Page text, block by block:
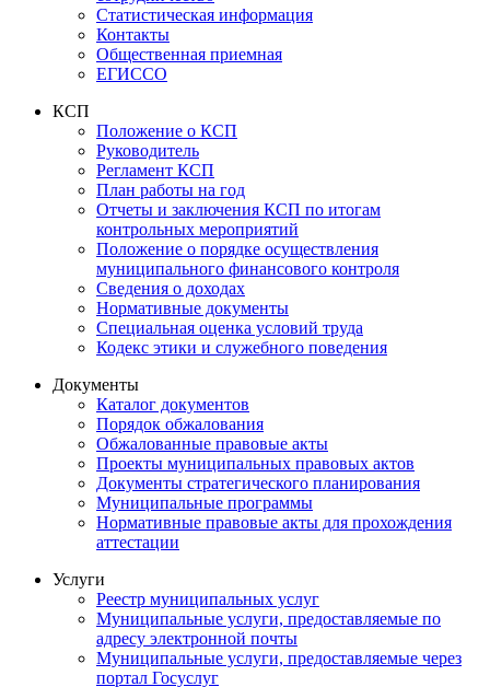
Статистическая информация
Контакты
Общественная приемная
ЕГИССО
КСП
Положение о КСП
Руководитель
Регламент КСП
План работы на год
Отчеты и заключения КСП по итогам
контрольных мероприятий
Положение о порядке осуществления
муниципального финансового контроля
Сведения о доходах
Нормативные документы
Специальная оценка условий труда
Кодекс этики и служебного поведения
Документы
Каталог документов
Порядок обжалования
Обжалованные правовые акты
Проекты муниципальных правовых актов
Документы стратегического планирования
Муниципальные программы
Нормативные правовые акты для прохождения
аттестации
Услуги
Реестр муниципальных услуг
Муниципальные услуги, предоставляемые по
адресу электронной почты
Муниципальные услуги, предоставляемые через
портал Госуслуг